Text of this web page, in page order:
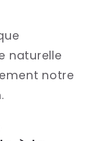
naturelle
notre